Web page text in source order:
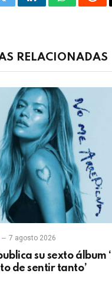
TwitterLinkedInWhatsApp
RELACIONADAS
7 agosto 2026
su sexto álbum
de sentir tanto’